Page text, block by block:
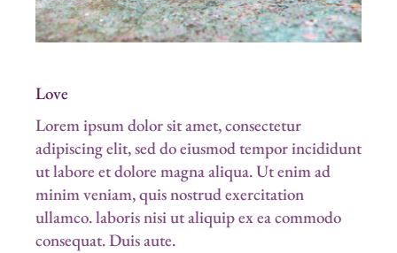
Love
Lorem ipsum dolor sit amet, consectetur
adipiscing elit, sed do eiusmod tempor incididunt
ut labore et dolore magna aliqua. Ut enim ad
minim veniam, quis nostrud exercitation
ullamco. laboris nisi ut aliquip ex ea commodo
consequat. Duis aute.